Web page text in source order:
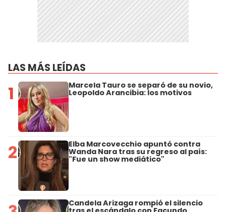
LAS MÁS LEÍDAS
1 Marcela Tauro se separó de su novio,
Leopoldo Arancibia: los motivos
2 Elba Marcovecchio apuntó contra
Wanda Nara tras su regreso al país:
"Fue un show mediático"
Candela Arizaga rompió el silencio